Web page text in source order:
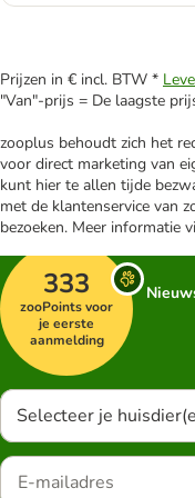
Prijzen in € incl. BTW *
"Van"-prijs = De laagste
zooplus behoudt zich het
voor direct marketing van
kunt hier te allen tijde
met de klantenservice van
bezoeken. Meer informatie
333
zooPoints voor
je eerste
aanmelding
Selecteer je